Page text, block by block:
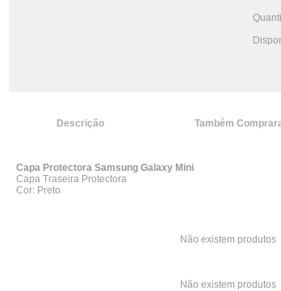
Descrição Também
Capa Protectora Samsung Galaxy Mini
Capa Traseira Protectora
Cor: Preto
Não existem produtos
Não existem produtos